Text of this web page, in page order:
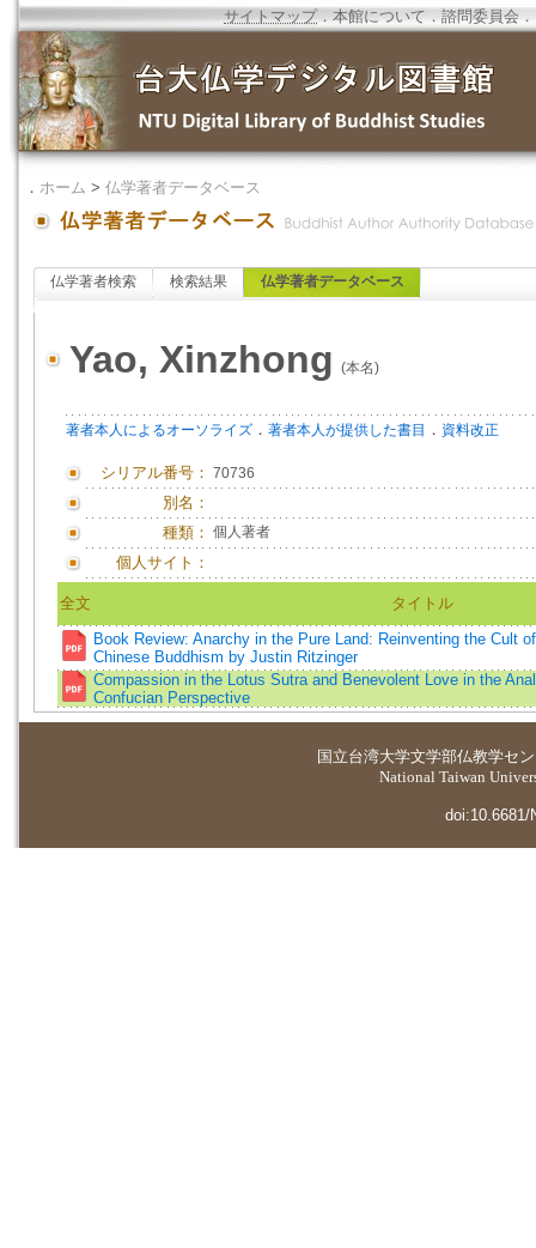
サイトマップ．本館について ．諮問委員会 ．
． ホーム > 仏学著者データベース
仏学著者検索 検索結果 仏学著者データベース
Yao, Xinzhong (本名)
著者本人によるオーソライズ ． 著者本人が提供した書目 ． 資料改正
シリアル番号： 70736
別名：
種類： 個人著者
個人サイト：
全文
タイトル
Book Review: Anarchy in the Pure Land: Reinventing the Cult
Chinese Buddhism by Justin Ritzinger
Compassion in the Lotus Sutra and Benevolent Love in the
Confucian Perspective
国立台湾大学文学部仏教学セ
National Taiwan
doi:10.6681/